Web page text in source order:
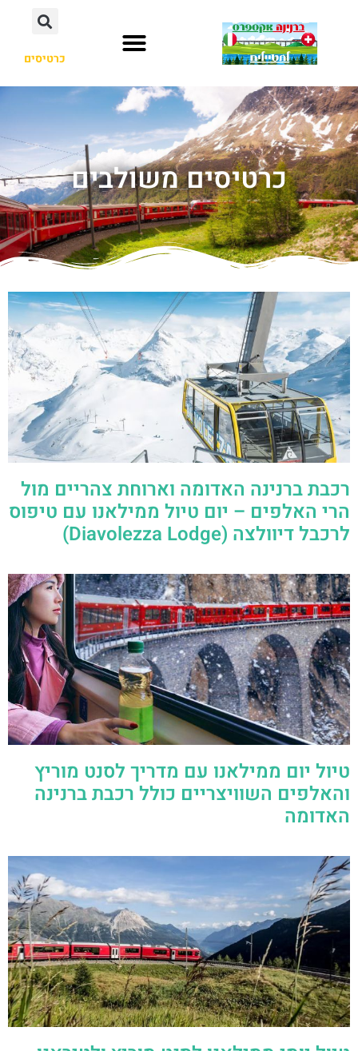
כרטיסים
כרטיסים משולבים
רכבת ברנינה האדומה וארוחת צהריים מול
הרי האלפים – יום טיול ממילאנו עם טיפוס
לרכבל דיוולצה (Diavolezza Lodge)
טיול יום ממילאנו עם מדריך לסנט מוריץ
והאלפים השוויצריים כולל רכבת ברנינה
האדומה